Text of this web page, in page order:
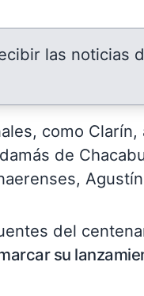
las noticias
como
de
del
su